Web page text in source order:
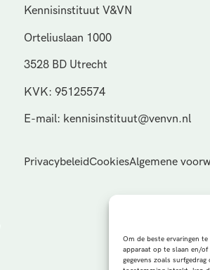
Om de beste ervaringen
apparaat op te slaan en/
gegevens zoals
Kennisinstituut V&VN
Orteliuslaan 1000
3528 BD Utrecht
KVK: 95125574
E-mail: kennisinstituut@venvn.nl
PrivacybeleidCookiesAlgemene